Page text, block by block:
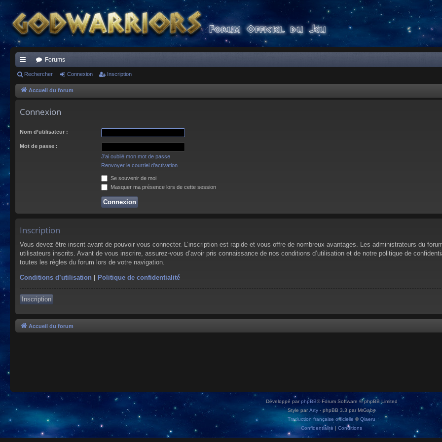
ac
co
s
Forums
Rechercher Connexion Inscription
Accueil du forum
Connexion
Nom d’utilisateur :
Mot de passe :
J’ai oublié mon mot de passe
Renvoyer le courriel d’activation
Se souvenir de moi
Masquer ma présence lors de cette session
Inscription
Vous devez être inscrit avant de pouvoir vous connecter. L’inscription est rapide et vous offre de nombreux avantages. Les administrateurs du
utilisateurs inscrits. Avant de vous inscrire, assurez-vous d’avoir pris connaissance de nos conditions d’utilisation et de notre politique de
toutes les règles du forum lors de votre navigation.
Conditions d’utilisation | Politique de confidentialité
Inscription
Accueil du forum
Développé parphpBB® Forum Software © phpBB Limited
Style par Arty - phpBB 3.3 par MrGaby
Traduction française officielle ©Qiaeru
Confidentialité | Conditions